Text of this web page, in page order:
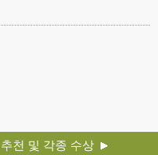
천 및 각종 수상